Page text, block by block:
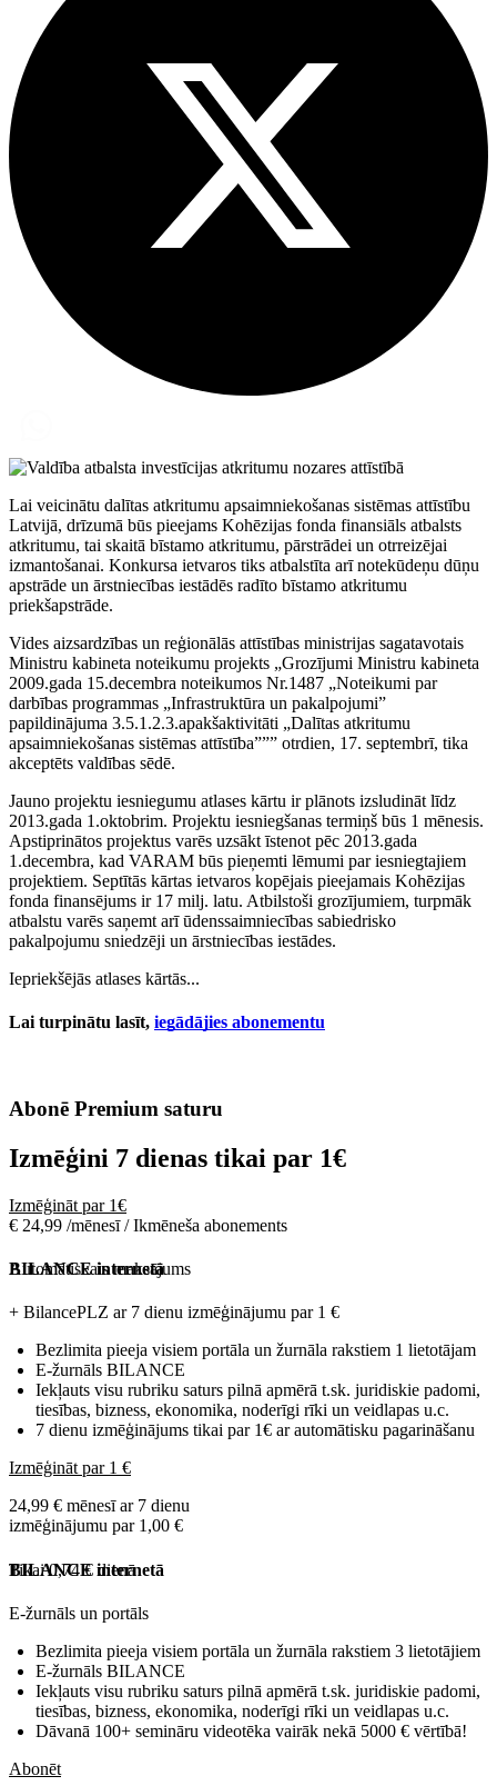
Lai veicinātu dalītas atkritumu apsaimniekošanas sistēmas attīstību
Latvijā, drīzumā būs pieejams Kohēzijas fonda finansiāls atbalsts
atkritumu, tai skaitā bīstamo atkritumu, pārstrādei un otrreizējai
izmantošanai. Konkursa ietvaros tiks atbalstīta arī notekūdeņu dūņu
apstrāde un ārstniecības iestādēs radīto bīstamo atkritumu
priekšapstrāde.
Vides aizsardzības un reģionālās attīstības ministrijas sagatavotais
Ministru kabineta noteikumu projekts „Grozījumi Ministru kabineta
2009.gada 15.decembra noteikumos Nr.1487 „Noteikumi par
darbības programmas „Infrastruktūra un pakalpojumi”
papildinājuma 3.5.1.2.3.apakšaktivitāti „Dalītas atkritumu
apsaimniekošanas sistēmas attīstība””” otrdien, 17. septembrī, tika
akceptēts valdības sēdē.
Jauno projektu iesniegumu atlases kārtu ir plānots izsludināt līdz
2013.gada 1.oktobrim. Projektu iesniegšanas termiņš būs 1 mēnesis.
Apstiprinātos projektus varēs uzsākt īstenot pēc 2013.gada
1.decembra, kad VARAM būs pieņemti lēmumi par iesniegtajiem
projektiem. Septītās kārtas ietvaros kopējais pieejamais Kohēzijas
fonda finansējums ir 17 milj. latu. Atbilstoši grozījumiem, turpmāk
atbalstu varēs saņemt arī ūdenssaimniecības sabiedrisko
pakalpojumu sniedzēji un ārstniecības iestādes.
Iepriekšējās atlases kārtās...
Lai turpinātu lasīt, iegādājies abonementu
Abonē Premium saturu
Izmēģini 7 dienas tikai par 1€
Izmēģināt par 1€
€ 24,99 /mēnesī / Ikmēneša abonements
Automātiskais maksājums
BILANCE internetā
+ BilancePLZ ar 7 dienu izmēģinājumu par 1 €
Bezlimita pieeja visiem portāla un žurnāla rakstiem 1 lietotājam
E-žurnāls BILANCE
Iekļauts visu rubriku saturs pilnā apmērā t.sk. juridiskie padomi,
tiesības, bizness, ekonomika, noderīgi rīki un veidlapas u.c.
7 dienu izmēģinājums tikai par 1€ ar automātisku pagarināšanu
Izmēģināt par 1 €
24,99 € mēnesī ar 7 dienu
izmēģinājumu par 1,00 €
Tikai 0,74 € dienā
BILANCE internetā
E-žurnāls un portāls
Bezlimita pieeja visiem portāla un žurnāla rakstiem 3 lietotājiem
E-žurnāls BILANCE
Iekļauts visu rubriku saturs pilnā apmērā t.sk. juridiskie padomi,
tiesības, bizness, ekonomika, noderīgi rīki un veidlapas u.c.
Dāvanā 100+ semināru videotēka vairāk nekā 5000 € vērtībā!
Abonēt